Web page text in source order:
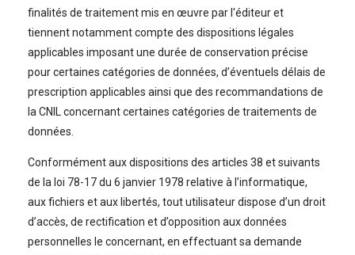
finalités de traitement mis en œuvre par l'éditeur et
tiennent notamment compte des dispositions légales
applicables imposant une durée de conservation précise
pour certaines catégories de données, d’éventuels délais de
prescription applicables ainsi que des recommandations de
la CNIL concernant certaines catégories de traitements de
données.
Conformément aux dispositions des articles 38 et suivants
de la loi 78-17 du 6 janvier 1978 relative à l’informatique,
aux fichiers et aux libertés, tout utilisateur dispose d’un droit
d’accès, de rectification et d’opposition aux données
personnelles le concernant, en effectuant sa demande